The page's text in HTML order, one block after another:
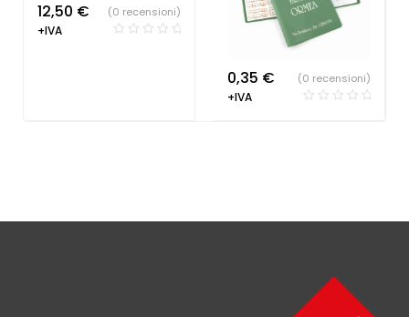
12,50 €
+IVA
(0 recensioni)
0,35 €
+IVA
(0 recensioni)